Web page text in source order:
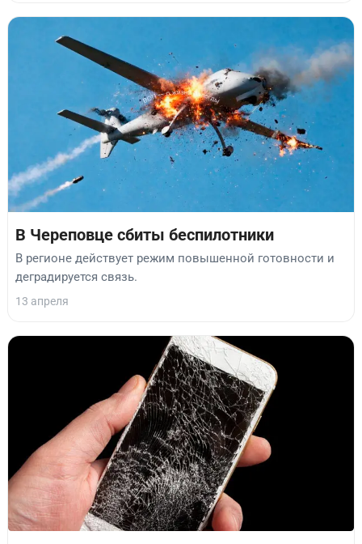
В Череповце сбиты беспилотники
В регионе действует режим повышенной готовности и
деградируется связь.
13 апреля